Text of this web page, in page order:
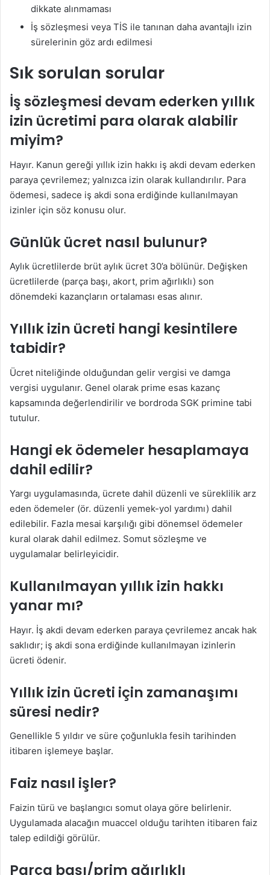
dikkate alınmaması
İş sözleşmesi veya TİS ile tanınan daha avantajlı izin
sürelerinin göz ardı edilmesi
Sık sorulan sorular
İş sözleşmesi devam ederken yıllık
izin ücretimi para olarak alabilir
miyim?
Hayır. Kanun gereği yıllık izin hakkı iş akdi devam ederken
paraya çevrilemez; yalnızca izin olarak kullandırılır. Para
ödemesi, sadece iş akdi sona erdiğinde kullanılmayan
izinler için söz konusu olur.
Günlük ücret nasıl bulunur?
Aylık ücretlilerde brüt aylık ücret 30’a bölünür. Değişken
ücretlilerde (parça başı, akort, prim ağırlıklı) son
dönemdeki kazançların ortalaması esas alınır.
Yıllık izin ücreti hangi kesintilere
tabidir?
Ücret niteliğinde olduğundan gelir vergisi ve damga
vergisi uygulanır. Genel olarak prime esas kazanç
kapsamında değerlendirilir ve bordroda SGK primine tabi
tutulur.
Hangi ek ödemeler hesaplamaya
dahil edilir?
Yargı uygulamasında, ücrete dahil düzenli ve süreklilik arz
eden ödemeler (ör. düzenli yemek-yol yardımı) dahil
edilebilir. Fazla mesai karşılığı gibi dönemsel ödemeler
kural olarak dahil edilmez. Somut sözleşme ve
uygulamalar belirleyicidir.
Kullanılmayan yıllık izin hakkı
yanar mı?
Hayır. İş akdi devam ederken paraya çevrilemez ancak hak
saklıdır; iş akdi sona erdiğinde kullanılmayan izinlerin
ücreti ödenir.
Yıllık izin ücreti için zamanaşımı
süresi nedir?
Genellikle 5 yıldır ve süre çoğunlukla fesih tarihinden
itibaren işlemeye başlar.
Faiz nasıl işler?
Faizin türü ve başlangıcı somut olaya göre belirlenir.
Uygulamada alacağın muaccel olduğu tarihten itibaren faiz
talep edildiği görülür.
Parça başı/prim ağırlıklı